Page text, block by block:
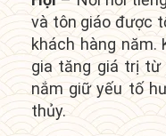
và tôn giáo được
khách hàng năm.
gia tăng giá trị
nắm giữ yếu tố
thủy.